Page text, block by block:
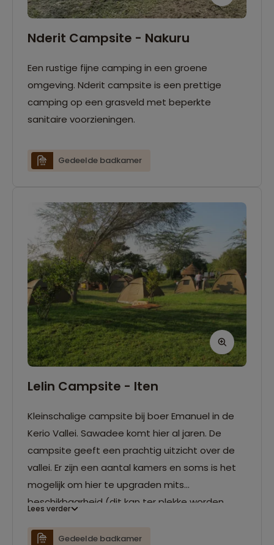
Nderit Campsite - Nakuru
Een rustige fijne camping in een groene
omgeving. Nderit campsite is een prettige
camping op een grasveld met beperkte
sanitaire voorzieningen.
Gedeelde badkamer
Lelin Campsite - Iten
Kleinschalige campsite bij boer Emanuel in de
Kerio Vallei. Sawadee komt hier al jaren. De
campsite geeft een prachtig uitzicht over de
vallei. Er zijn een aantal kamers en soms is het
mogelijk om hier te upgraden mits
beschikbaarheid (dit kan ter plekke worden
Lees verder
Gedeelde badkamer